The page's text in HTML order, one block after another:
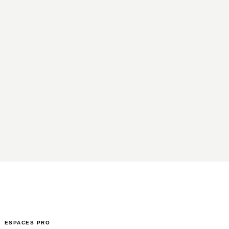
ESPACES PRO